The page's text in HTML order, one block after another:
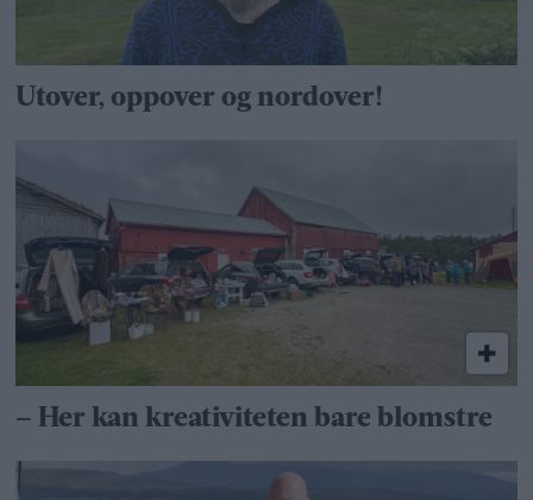
Utover, oppover og nordover!
– Her kan kreativiteten bare blomstre